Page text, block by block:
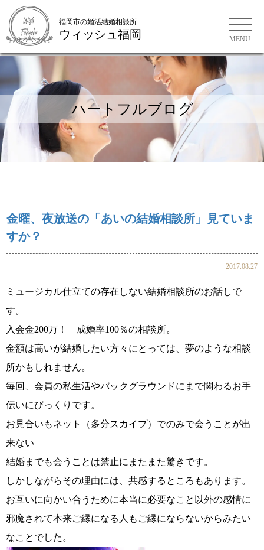
福岡市の婚活結婚相談所
コース・料金・入会案内
ご来店WEB予約 婚活キャンペーン
お問い合わせ 会員様の声
福岡市の婚活結婚相談所
ウィッシュ福岡
ハートフルブログ
金曜、夜放送の「あいの結婚相談所」見ていま
すか？
2017.08.27
ミュージカル仕立ての存在しない結婚相談所のお話しで
す。
入会金200万！ 成婚率100％の相談所。
金額は高いが結婚したい方々にとっては、夢のような相談
所かもしれません。
毎回、会員の私生活やバックグラウンドにまで関わるお手
伝いにびっくりです。
お見合いもネット（多分スカイプ）でのみで会うことが出
来ない
結婚までも会うことは禁止にまたまた驚きです。
しかしながらその理由には、共感するところもあります。
お互いに向かい合うために本当に必要なこと以外の感情に
邪魔されて本来ご縁になる人もご縁にならないからみたい
なことでした。